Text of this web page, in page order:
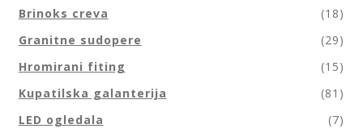
Brinoks creva
(18)
Granitne sudopere
(29)
Hromirani fiting
(15)
Kupatilska galanterija
(81)
LED ogledala
(7)